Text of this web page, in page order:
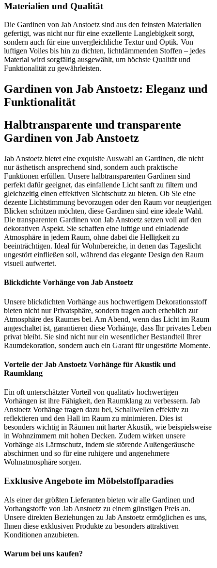
Materialien und Qualität
Die Gardinen von Jab Anstoetz sind aus den feinsten Materialien
gefertigt, was nicht nur für eine exzellente Langlebigkeit sorgt,
sondern auch für eine unvergleichliche Textur und Optik. Von
luftigen Voiles bis hin zu dichten, lichtdämmenden Stoffen – jedes
Material wird sorgfältig ausgewählt, um höchste Qualität und
Funktionalität zu gewährleisten.
Gardinen von Jab Anstoetz: Eleganz und
Funktionalität
Halbtransparente und transparente
Gardinen von Jab Anstoetz
Jab Anstoetz bietet eine exquisite Auswahl an Gardinen, die nicht
nur ästhetisch ansprechend sind, sondern auch praktische
Funktionen erfüllen. Unsere halbtransparenten Gardinen sind
perfekt dafür geeignet, das einfallende Licht sanft zu filtern und
gleichzeitig einen effektiven Sichtschutz zu bieten. Ob Sie eine
dezente Lichtstimmung bevorzugen oder den Raum vor neugierigen
Blicken schützen möchten, diese Gardinen sind eine ideale Wahl.
Die transparenten Gardinen von Jab Anstoetz setzen voll auf den
dekorativen Aspekt. Sie schaffen eine luftige und einladende
Atmosphäre in jedem Raum, ohne dabei die Helligkeit zu
beeinträchtigen. Ideal für Wohnbereiche, in denen das Tageslicht
ungestört einfließen soll, während das elegante Design den Raum
visuell aufwertet.
Blickdichte Vorhänge von Jab Anstoetz
Unsere blickdichten Vorhänge aus hochwertigem Dekorationsstoff
bieten nicht nur Privatsphäre, sondern tragen auch erheblich zur
Atmosphäre des Raumes bei. Am Abend, wenn das Licht im Raum
angeschaltet ist, garantieren diese Vorhänge, dass Ihr privates Leben
privat bleibt. Sie sind nicht nur ein wesentlicher Bestandteil Ihrer
Raumdekoration, sondern auch ein Garant für ungestörte Momente.
Vorteile der Jab Anstoetz Vorhänge für Akustik und
Raumklang
Ein oft unterschätzter Vorteil von qualitativ hochwertigen
Vorhängen ist ihre Fähigkeit, den Raumklang zu verbessern. Jab
Anstoetz Vorhänge tragen dazu bei, Schallwellen effektiv zu
reflektieren und den Hall im Raum zu minimieren. Dies ist
besonders wichtig in Räumen mit harter Akustik, wie beispielsweise
in Wohnzimmern mit hohen Decken. Zudem wirken unsere
Vorhänge als Lärmschutz, indem sie störende Außengeräusche
abschirmen und so für eine ruhigere und angenehmere
Wohnatmosphäre sorgen.
Exklusive Angebote im Möbelstoffparadies
Als einer der größten Lieferanten bieten wir alle Gardinen und
Vorhangstoffe von Jab Anstoetz zu einem günstigen Preis an.
Unsere direkten Beziehungen zu Jab Anstoetz ermöglichen es uns,
Ihnen diese exklusiven Produkte zu besonders attraktiven
Konditionen anzubieten.
Warum bei uns kaufen?